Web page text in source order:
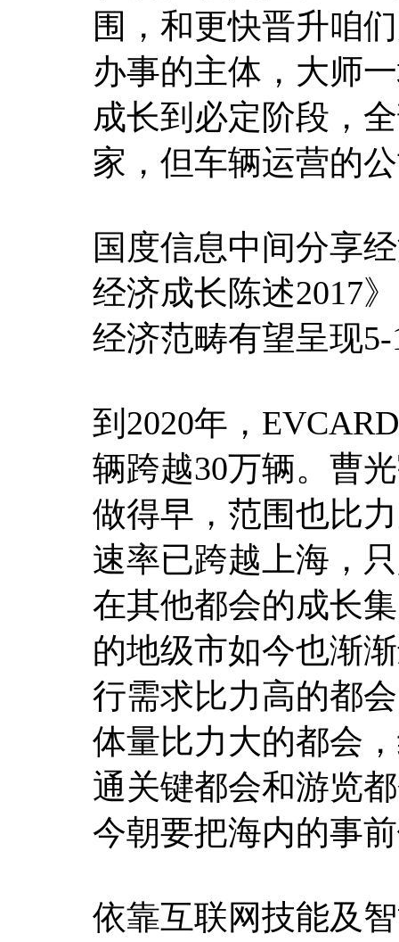
围，和更快晋升咱
办事的主体，大师
成长到必定阶段，
家，但车辆运营的
国度信息中间分享
经济成长陈述2017
经济范畴有望呈现
到2020年，
辆跨越30万辆。曹
做得早，范围也比
速率已跨越上海，
在其他都会的成长
的地级市如今也渐
行需求比力高的都
体量比力大的都会
通关键都会和游览
今朝要把海内的事
依靠互联网技能及